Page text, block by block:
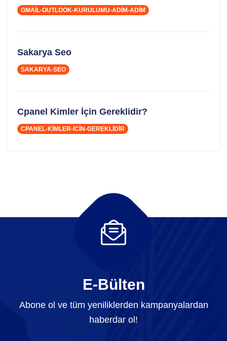
GMAIL-OUTLOOK-KURULUMU-ADIM-ADIM
Sakarya Seo
SAKARYA-SEO
Cpanel Kimler İçin Gereklidir?
CPANEL-KIMLER-ICIN-GEREKLIDIR
E-Bülten
Abone ol ve tüm yeniliklerden kampanyalardan
haberdar ol!